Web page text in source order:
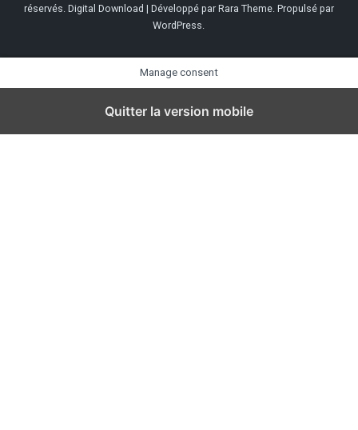
réservés. Digital Download | Développé par Rara Theme. Propulsé par
WordPress.
Manage consent
Quitter la version mobile